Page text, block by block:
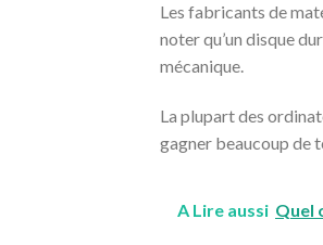
Les fabricants de
noter qu’un disque
mécanique.
La plupart des
gagner beaucoup de
A Lire aussi Quel